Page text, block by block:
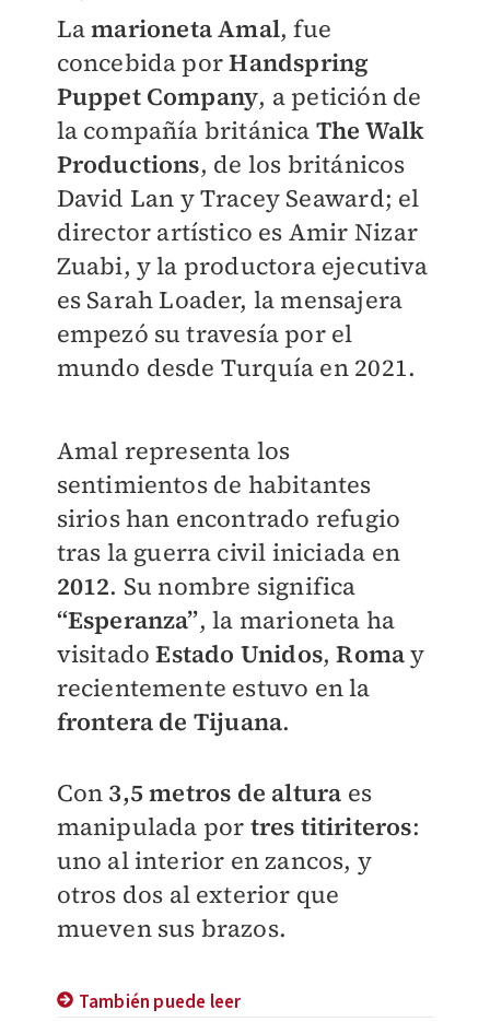
Lamarioneta Amal, fue
concebida porHandspring
Puppet Company, a petición de
la compañía británica The Walk
Productions, de los británicos
David Lan y Tracey Seaward; el
director artístico es Amir Nizar
Zuabi, y la productora ejecutiva
es Sarah Loader, la mensajera
empezó su travesía por el
mundo desde Turquía en 2021.
Amal representa los
sentimientos de habitantes
sirios han encontrado refugio
tras la guerra civil iniciada en
2012. Su nombre significa
“Esperanza”, la marioneta ha
visitadoEstado Unidos,Romay
recientemente estuvo en la
frontera de Tijuana.
Con 3,5 metros de altura es
manipulada por tres titiriteros:
uno al interior en zancos, y
otros dos al exterior que
mueven sus brazos.
También puede leer